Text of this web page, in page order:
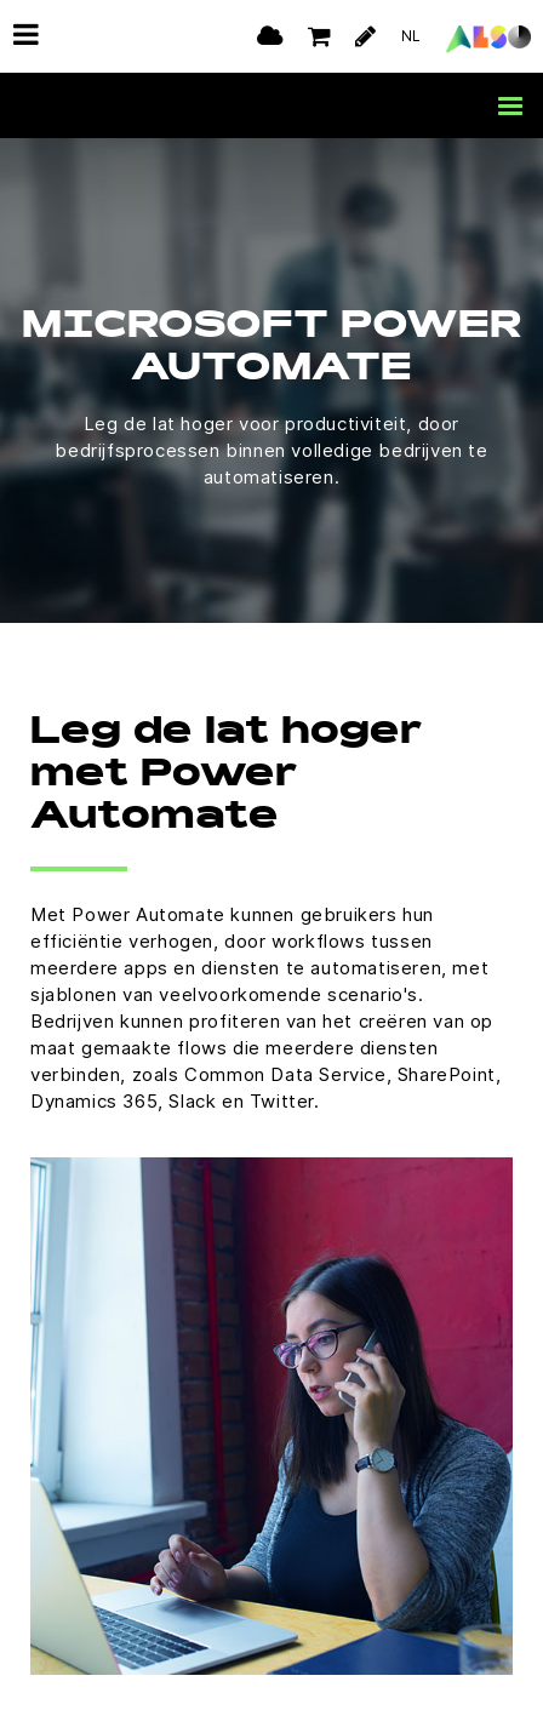
NL
MICROSOFT POWER
AUTOMATE
Leg de lat hoger voor productiviteit, door
bedrijfsprocessen binnen volledige bedrijven te
automatiseren.
Leg de lat hoger
met Power
Automate
Met Power Automate kunnen gebruikers hun
efficiëntie verhogen, door workflows tussen
meerdere apps en diensten te automatiseren, met
sjablonen van veelvoorkomende scenario's.
Bedrijven kunnen profiteren van het creëren van op
maat gemaakte flows die meerdere diensten
verbinden, zoals Common Data Service, SharePoint,
Dynamics 365, Slack en Twitter.